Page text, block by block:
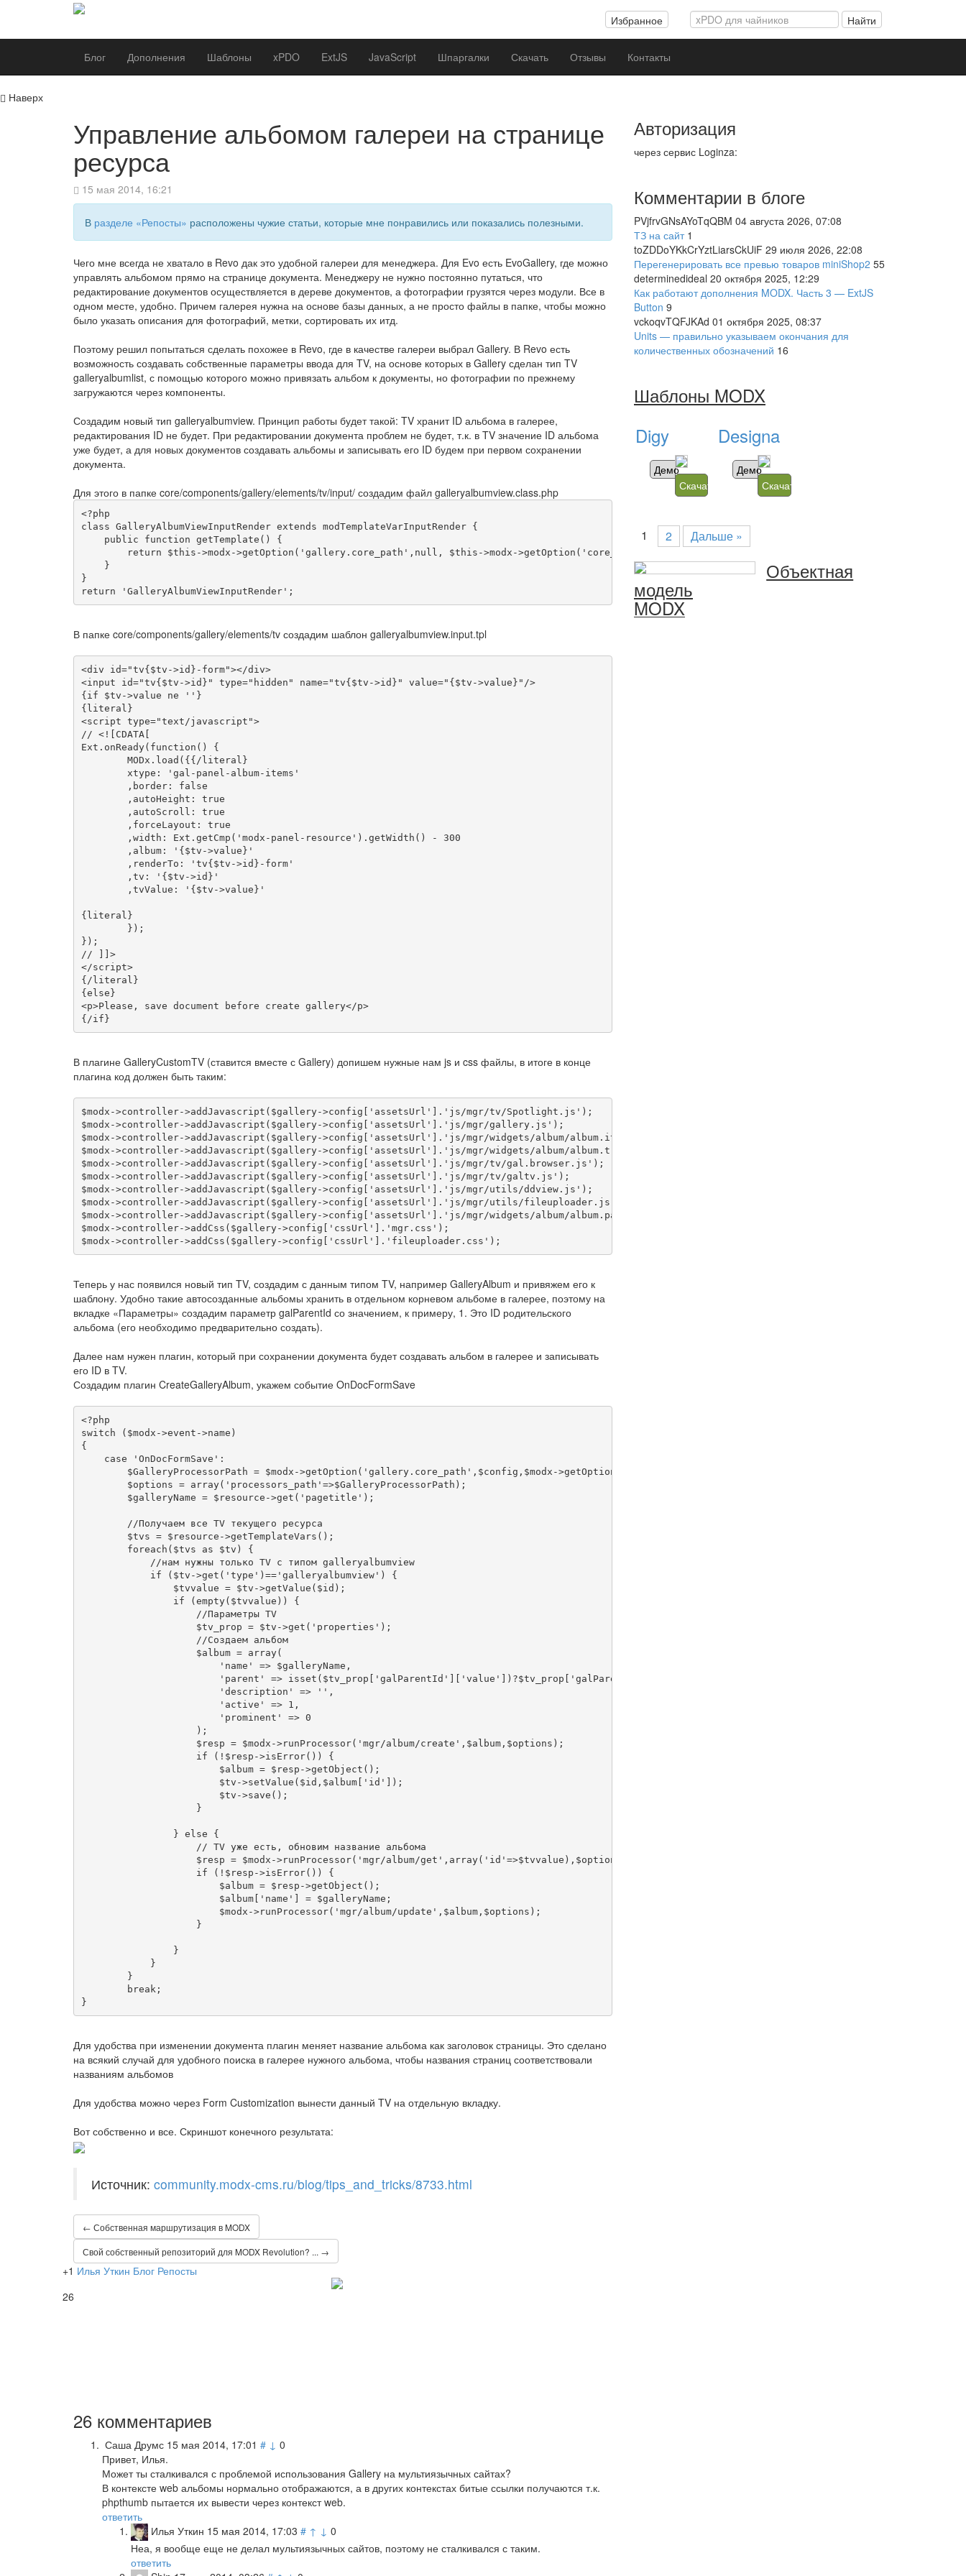
Поиск Найти
Избранное
Блог Дополнения Шаблоны xPDO ExtJS JavaScript Шпаргалки Скачать Отзывы Контакты
Наверх
Управление альбомом галереи на странице
ресурса
15 мая 2014, 16:21
В разделе «Репосты» расположены чужие статьи, которые мне понравились или показались полезными.
Чего мне всегда не хватало в Revo дак это удобной галереи для менеджера. Для Evo есть EvoGallery, где можно
управлять альбомом прямо на странице документа. Менеджеру не нужно постоянно путаться, что
редактирование документов осуществляется в дереве документов, а фотографии грузятся через модули. Все в
одном месте, удобно. Причем галерея нужна на основе базы данных, а не просто файлы в папке, чтобы можно
было указать описания для фотографий, метки, сортировать их итд.
Поэтому решил попытаться сделать похожее в Revo, где в качестве галереи выбрал Gallery. В Revo есть
возможность создавать собственные параметры ввода для TV, на основе которых в Gallery сделан тип TV
galleryalbumlist, с помощью которого можно привязать альбом к документы, но фотографии по прежнему
загружаются через компоненты.
Создадим новый тип galleryalbumview. Принцип работы будет такой: TV хранит ID альбома в галерее,
редактирования ID не будет. При редактировании документа проблем не будет, т.к. в TV значение ID альбома
уже будет, а для новых документов создавать альбомы и записывать его ID будем при первом сохранении
документа.
Для этого в папке core/components/gallery/elements/tv/input/ создадим файл galleryalbumview.class.php
<?
class GalleryAlbumViewInputRender extends modTemplateVarInputRender {
public
function getTemplate ()
{
return $this ->modx ->getOption ( 'gallery.core_path' , null , $this ->modx ->getOption ( 'core_path'
}
}
return
'GalleryAlbumViewInputRender' ;
В папке core/components/gallery/elements/tv создадим шаблон galleryalbumview.input.tpl
<div id="tv{$tv->id}-form"></div>
<input
id="tv{$tv->id}" type="hidden" name="tv{$tv->id}" value="{$tv->value}"/>
{if $tv->value ne ''}
<script type="text/javascript">
// <![CDATA[
Ext . onReady( function ()
{
MODx . load ({{/ literal }
        xtype
:
'gal-panel-album-items'
, border:
false
, autoHeight :
true
, autoScroll :
true
, forceLayout :
true
, width : Ext . getCmp ( 'modx-panel-resource' ). getWidth () -
300
, album:
'{$tv->value}'
, renderTo :
'tv{$tv->id}-form'
, tv :
'{$tv->id}'
, tvValue : '{$tv->value}'
{ literal }
});
});
// ]]>
</script>
{/literal}
<p>Please, save document before create gallery</p>
{/if}
В плагине GalleryCustomTV (ставится вместе с Gallery) допишем нужные нам js и css файлы, в итоге в конце
плагина код должен быть таким:
$modx ->controller->addJavascript ( $gallery->config 'assetsUrl' ]. 'js/mgr/tv/Spotlight.js' );
$modx ->controller->addJavascript ( $gallery->config 'assetsUrl' ]. 'js/mgr/gallery.js' );
$modx ->controller->addJavascript ( $gallery->config 'assetsUrl' ]. 'js/mgr/widgets/album/album.items.view.js'
$modx ->controller->addJavascript ( $gallery->config 'assetsUrl' ]. 'js/mgr/widgets/album/album.tree.js'
$modx ->controller->addJavascript ( $gallery->config 'assetsUrl' ]. 'js/mgr/tv/gal.browser.js' );
$modx ->controller->addJavascript ( $gallery->config 'assetsUrl' ]. 'js/mgr/tv/galtv.js' );
$modx ->controller->addJavascript ( $gallery->config 'assetsUrl' ]. 'js/mgr/utils/ddview.js' );
$modx ->controller->addJavascript ( $gallery->config 'assetsUrl' ]. 'js/mgr/utils/fileuploader.js'
$modx ->controller->addJavascript ( $gallery->config 'assetsUrl' ]. 'js/mgr/widgets/album/album.panel.js'
$modx ->controller->addCss ( $gallery->config 'cssUrl' ]. 'mgr.css' );
$modx ->controller->addCss ( $gallery->config 'cssUrl' ]. 'fileuploader.css' );
Теперь у нас появился новый тип TV, создадим с данным типом TV, например GalleryAlbum и привяжем его к
шаблону. Удобно такие автосозданные альбомы хранить в отдельном корневом альбоме в галерее, поэтому на
вкладке «Параметры» создадим параметр galParentId со значением, к примеру, 1. Это ID родительского
альбома (его необходимо предварительно создать).
Далее нам нужен плагин, который при сохранении документа будет создавать альбом в галерее и записывать
его ID в TV.
Создадим плагин CreateGalleryAlbum, укажем событие OnDocFormSave
<?
switch
( $modx ->event ->name )
{
case
'OnDocFormSave' :
        $GalleryProcessorPath
= $modx ->getOption ( 'gallery.core_path' , $config , $modx ->getOption
        $options
= array( 'processors_path' =>$GalleryProcessorPath );
        $galleryName
= $resource ->get ( 'pagetitle' );
//Получаем все TV текущего ресурса
        $tvs
= $resource ->getTemplateVars ();
foreach ( $tvs as $tv )
{
//нам нужны только TV с типом galleryalbumview
if
( $tv ->get ( 'type' )=='galleryalbumview' )
{
                $tvvalue
= $tv ->getValue ( $id );
if
( empty( $tvvalue ))
{
//Параметры TV
                    $tv_prop
= $tv ->get ( 'properties' );
//Создаем альбом
                    $album
= array(
'name'
=> $galleryName ,
'parent'
=> isset ( $tv_prop 'galParentId' 'value' ])?$tv_prop 'galParentId'
'description'
=> '' ,
'active'
=> 1 ,
'prominent'
=> 0
);
                    $resp
= $modx ->runProcessor( 'mgr/album/create' , $album, $options );
if
(! $resp ->isError())
{
                        $album
= $resp ->getObject ();
                        $tv
->setValue ( $id , $album[ 'id'
]);
                        $tv
->save ();
}
} else
{
// TV уже есть, обновим название альбома
                    $resp
= $modx ->runProcessor( 'mgr/album/get' , array( 'id' =>$tvvalue ), $options
if
(! $resp ->isError())
{
                        $album
= $resp ->getObject ();
                        $album
[ 'name' = $galleryName ;
                        $modx
->runProcessor( 'mgr/album/update' , $album, $options );
}
}
}
}
break ;
}
Для удобства при изменении документа плагин меняет название альбома как заголовок страницы. Это сделано
на всякий случай для удобного поиска в галерее нужного альбома, чтобы названия страниц соответствовали
названиям альбомов
Для удобства можно через Form Customization вынести данный TV на отдельную вкладку.
Вот собственно и все. Скриншот конечного результата:
Источник: community.modx-cms.ru/blog/tips_and_tricks/8733.html
← Собственная маршрутизация в MODX
Свой собственный репозиторий для MODX Revolution? ... →
+1 Илья Уткин Блог Репосты
26
26 комментариев
Саша Друмс 15 мая 2014, 17:01 # ↓ 0
Привет, Илья.
Может ты сталкивался с проблемой использования Gallery на мультиязычных сайтах?
В контексте web альбомы нормально отображаются, а в других контекстах битые ссылки получаются т.к.
phpthumb пытается их вывести через контекст web.
ответить
Илья Уткин 15 мая 2014, 17:03 # ↑ ↓ 0
Неа, я вообще еще не делал мультиязычных сайтов, поэтому не сталкивался с таким.
ответить
Авторизация
через сервис Loginza:
Комментарии в блоге
PVjfrvGNsAYoTqQBM 04 августа 2026, 07:08
ТЗ на сайт 1
toZDDoYKkCrYztLiarsCkUiF 29 июля 2026, 22:08
Перегенерировать все превью товаров miniShop2 55
determinedideal 20 октября 2025, 12:29
Как работают дополнения MODX. Часть 3 — ExtJS
Button 9
vckoqvTQFJKAd 01 октября 2025, 08:37
Units — правильно указываем окончания для
количественных обозначений 16
Шаблоны MODX
Digy
Демо
Скачать
Designa
Демо
Скачать
1 2 Дальше »
Объектная
модель
MODX